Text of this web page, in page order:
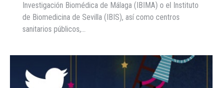
Investigación Biomédica de Málaga (IBIMA) o el Instituto
de Biomedicina de Sevilla (IBIS), así como centros
sanitarios públicos,…